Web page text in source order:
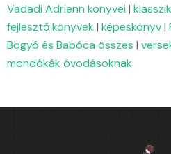
Vadadi Adrienn könyvei |
fejlesztő könyvek | képeskönyv|
Bogyó és Babóca összes |
mondókák óvodásoknak